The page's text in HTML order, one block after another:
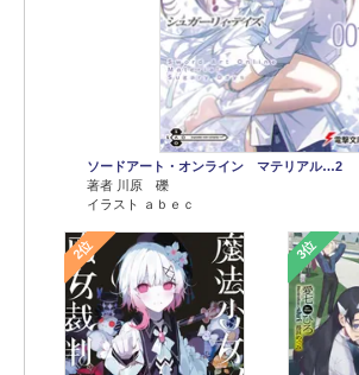
ソードアート・オンライン マテリアル…2
著者 川原 礫
イラスト ａｂｅｃ
2位 3位